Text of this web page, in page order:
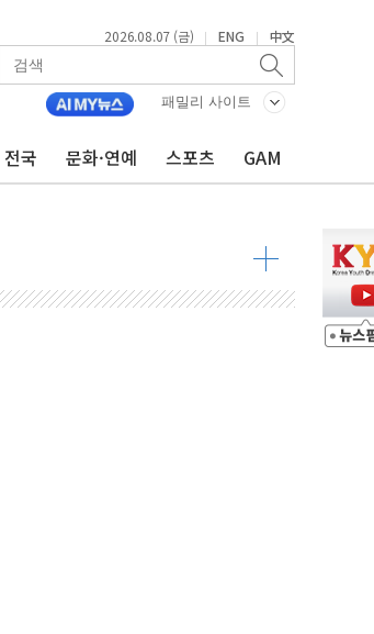
2026.08.07 (금) | ENG | 中文
패밀리 사이트
전국 문화·연예 스포츠 GAM
....인명피해 없어
중국 노선 다변화
원 할인
출시